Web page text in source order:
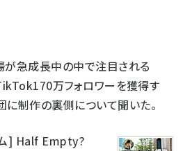
が急成長中の中で注目される
TikTok170万フォロワーを獲得す
に制作の裏側について聞いた。
] Half Empty?